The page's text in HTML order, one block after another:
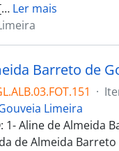
… Ler mais
·
Limeira
1- Aline de Almeida
de Almeida